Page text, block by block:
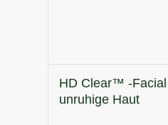
HD Clear™ -
unruhige Haut